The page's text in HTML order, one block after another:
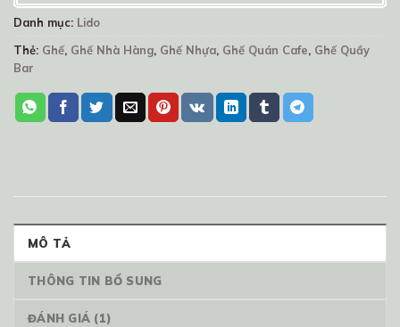
Danh mục: Lido
Thẻ: Ghế, Ghế Nhà Hàng, Ghế Nhựa, Ghế Quán Cafe, Ghế Quầy
Bar
MÔ TẢ
THÔNG TIN BỔ SUNG
ĐÁNH GIÁ (1)